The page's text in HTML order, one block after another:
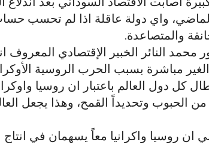
الماضي، واي دولة عاقلة اذا لم تحسب
والمتصاعدة.
محمد النائر الخبير الإقتصادي المعروف
مباشرة بسبب الحرب الروسية
كل دول العالم باعتبار ان روسيا
من الحبوب وتحديداً القمح، وهذا يجعل
ان روسيا واكرانيا معاً يسهمان في